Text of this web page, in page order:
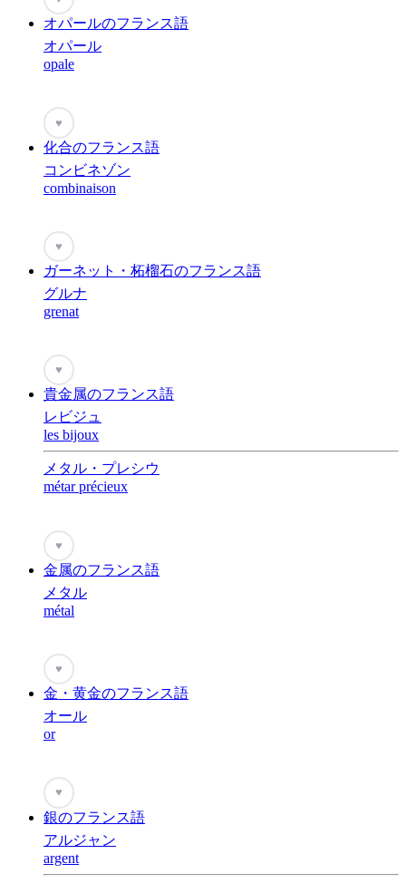
オパールのフランス語
オパール
opale
♥
化合のフランス語
コンビネゾン
combinaison
♥
ガーネット・柘榴石のフランス語
グルナ
grenat
♥
貴金属のフランス語
レビジュ
les bijoux
メタル・プレシウ
métar précieux
♥
金属のフランス語
メタル
métal
♥
金・黄金のフランス語
オール
or
♥
銀のフランス語
アルジャン
argent